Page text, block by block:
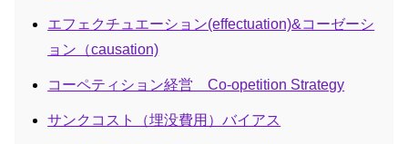
エフェクチュエーション(effectuation)&コーゼーシ
ョン（causation)
コーペティション経営 Co-opetition Strategy
サンクコスト（埋没費用）バイアス